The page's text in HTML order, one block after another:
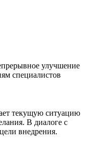
улучшение
специалистов
текущую ситуацию
В диалоге с
внедрения.